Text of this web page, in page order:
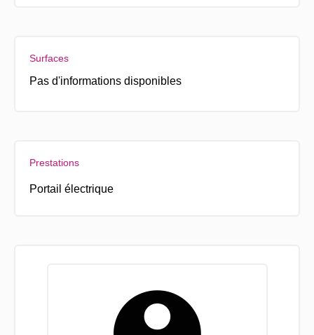
Surfaces
Pas d'informations disponibles
Prestations
Portail électrique